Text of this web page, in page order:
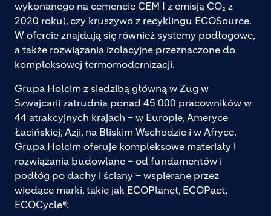
wykonanego na cemencie CEM I z emisją CO₂ z
2020 roku), czy kruszywo z recyklingu ECOSource.
W ofercie znajdują się również systemy podłogowe,
a także rozwiązania izolacyjne przeznaczone do
kompleksowej termomodernizacji.
Grupa Holcim z siedzibą główną w Zug w
Szwajcarii zatrudnia ponad 45 000 pracowników w
44 atrakcyjnych krajach – w Europie, Ameryce
Łacińskiej, Azji, na Bliskim Wschodzie i w Afryce.
Grupa Holcim oferuje kompleksowe materiały i
rozwiązania budowlane – od fundamentów i
podłóg po dachy i ściany – wspierane przez
wiodące marki, takie jak ECOPlanet, ECOPact,
ECOCycle®.